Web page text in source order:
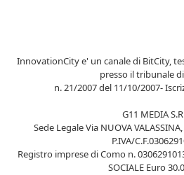
InnovationCity e' un canale di BitCity,
presso il tribunale
n. 21/2007 del 11/10/2007-
G11 MEDIA
Sede Legale Via NUOVA
P.IVA/
Registro imprese di Como n.
SOCIALE Euro